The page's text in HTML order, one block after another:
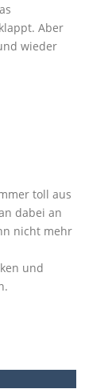
Aber
wieder
toll aus
dabei an
nicht mehr
und